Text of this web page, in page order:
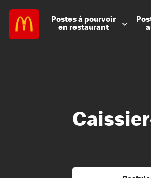
Postes à pourvoir
en restaurant